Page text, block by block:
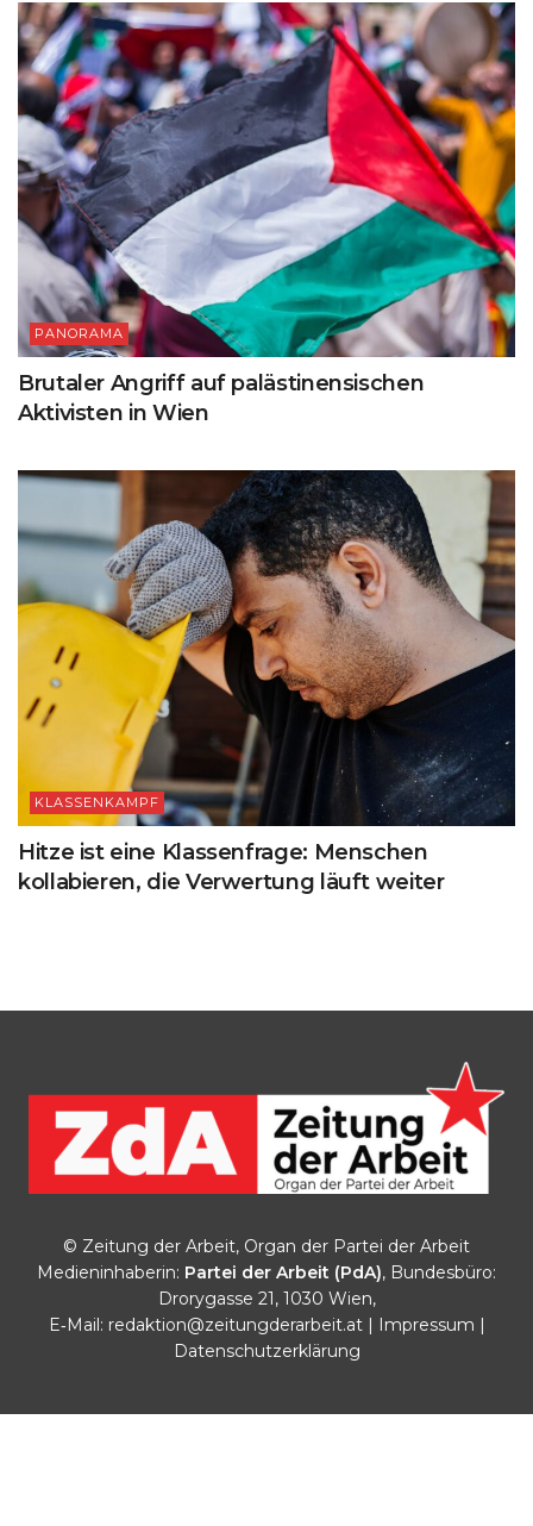
PANORAMA
Brutaler Angriff auf palästinensischen
Aktivisten in Wien
KLASSENKAMPF
Hitze ist eine Klassenfrage: Menschen
kollabieren, die Verwertung läuft weiter
© Zeitung der Arbeit, Organ der Partei der Arbeit
Medieninhaberin: Partei der Arbeit (PdA), Bundesbüro:
Drorygasse 21, 1030 Wien,
E‑Mail: redaktion@zeitungderarbeit.at| Impressum
Datenschutzerklärung